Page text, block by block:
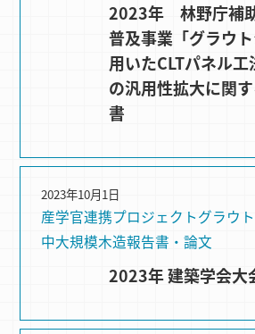
2023年 林野庁補
普及事業「グラウ
用いたCLTパネル
の汎用性拡大に関
書
産学官連携プロジェクトグラウ
中大規模木造報告書・論文
2023年10月1日
2023年 建築学会大